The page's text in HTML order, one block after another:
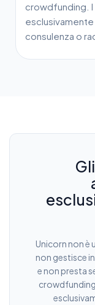
crowdfunding. I
consulenza o
Unicorn non è
non gestisce
e non presta